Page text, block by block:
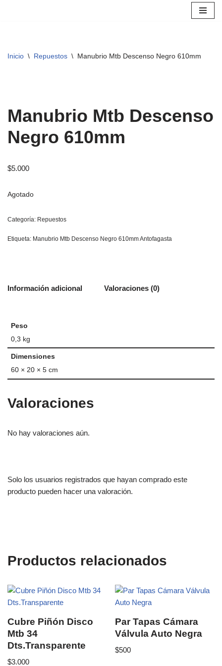
Inicio \ Repuestos \ Manubrio Mtb Descenso Negro 610mm
Manubrio Mtb Descenso
Negro 610mm
$5.000
Agotado
Categoría: Repuestos
Etiqueta: Manubrio Mtb Descenso Negro 610mm Antofagasta
Información adicional Valoraciones (0)
Peso
0,3 kg
Dimensiones
60 × 20 × 5 cm
Valoraciones
No hay valoraciones aún.
Solo los usuarios registrados que hayan comprado este
producto pueden hacer una valoración.
Productos relacionados
Cubre Piñón Disco
Mtb 34
Dts.Transparente
$3.000
Par Tapas Cámara
Válvula Auto Negra
$500